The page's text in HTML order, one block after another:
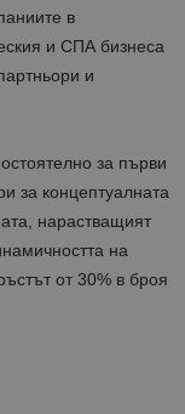
в
и СПА бизнеса
и
за първи
за концептуалната
нарастващият
на
от 30% в броя